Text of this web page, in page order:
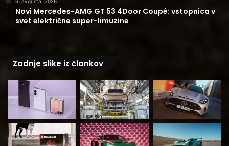
Novi Mercedes-AMG GT 53 4Door Coupé: vstopnica v
svet električne super-limuzine
Zadnje slike iz člankov